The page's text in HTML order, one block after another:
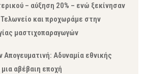
– αύξηση 20% – ενώ ξεκίνησαν
και προχωράμε στην
μαστιχοπαραγωγών
Αδυναμία εθνικής
αβέβαιη εποχή